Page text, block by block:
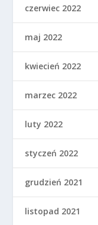
czerwiec 2022
maj 2022
kwiecień 2022
marzec 2022
luty 2022
styczeń 2022
grudzień 2021
listopad 2021